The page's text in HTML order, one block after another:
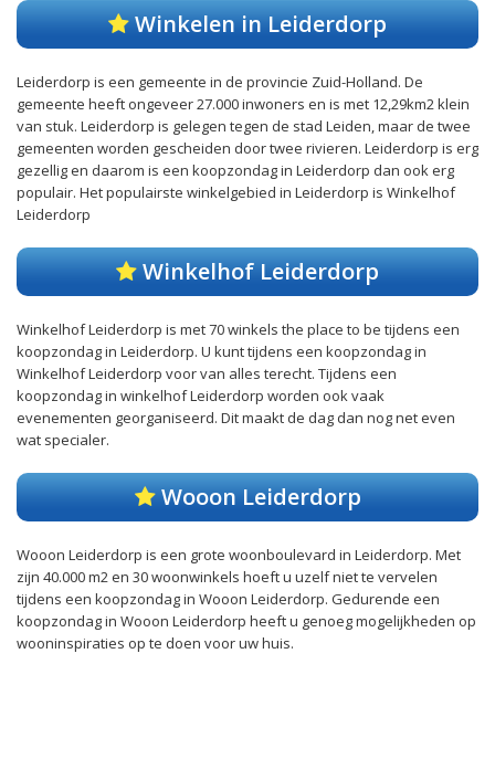
Winkelen in Leiderdorp
Leiderdorp is een gemeente in de provincie Zuid-Holland. De
gemeente heeft ongeveer 27.000 inwoners en is met 12,29km2 klein
van stuk. Leiderdorp is gelegen tegen de stad Leiden, maar de twee
gemeenten worden gescheiden door twee rivieren. Leiderdorp is erg
gezellig en daarom is een koopzondag in Leiderdorp dan ook erg
populair. Het populairste winkelgebied in Leiderdorp is Winkelhof
Leiderdorp
Winkelhof Leiderdorp
Winkelhof Leiderdorp is met 70 winkels the place to be tijdens een
koopzondag in Leiderdorp. U kunt tijdens een koopzondag in
Winkelhof Leiderdorp voor van alles terecht. Tijdens een
koopzondag in winkelhof Leiderdorp worden ook vaak
evenementen georganiseerd. Dit maakt de dag dan nog net even
wat specialer.
Wooon Leiderdorp
Wooon Leiderdorp is een grote woonboulevard in Leiderdorp. Met
zijn 40.000 m2 en 30 woonwinkels hoeft u uzelf niet te vervelen
tijdens een koopzondag in Wooon Leiderdorp. Gedurende een
koopzondag in Wooon Leiderdorp heeft u genoeg mogelijkheden op
wooninspiraties op te doen voor uw huis.